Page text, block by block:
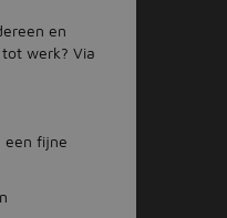
en
werk? Via
een fijne